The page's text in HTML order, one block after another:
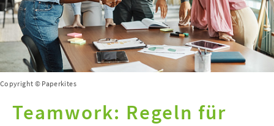
Copyright © Paperkites
Teamwork: Regeln für